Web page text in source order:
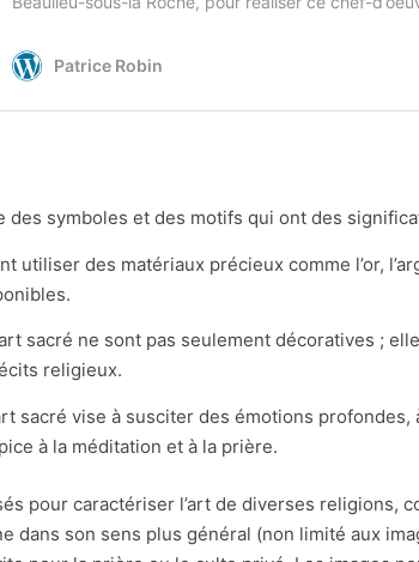
des symboles et des motifs qui ont des
utiliser des matériaux précieux comme l’or,
sacré ne sont pas seulement décoratives ;
religieux.
sacré vise à susciter des émotions
à la méditation et à la prière.
pour caractériser l’art de diverses religions,
dans son sens plus général (non limité aux